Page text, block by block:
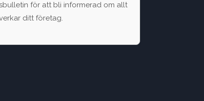
för att bli informerad om allt
ditt företag.